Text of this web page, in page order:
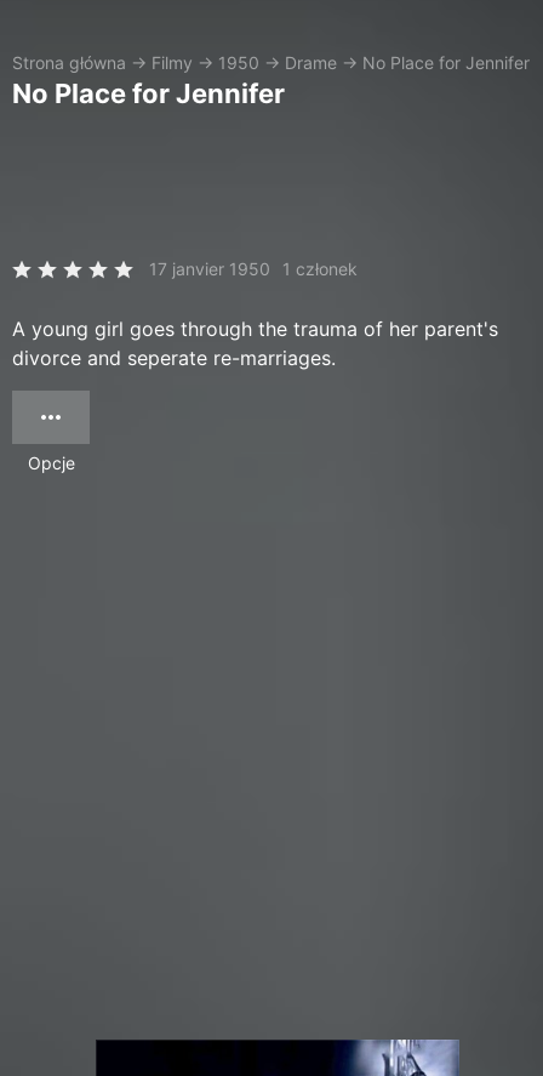
Strona główna → Filmy → 1950 → Drame → No Place for Jennifer
No Place for Jennifer
17 janvier 1950 1 członek
A young girl goes through the trauma of her parent's
divorce and seperate re-marriages.
Opcje